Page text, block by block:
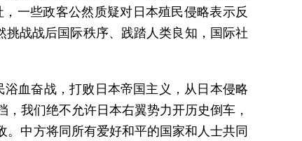
一些政客公然质疑对日本殖民侵略表示反
战战后国际秩序、践踏人类良知，国际社
血奋战，打败日本帝国主义，从日本侵略
我们绝不允许日本右翼势力开历史倒车，
中方将同所有爱好和平的国家和人士共同